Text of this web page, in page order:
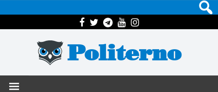
Politerno